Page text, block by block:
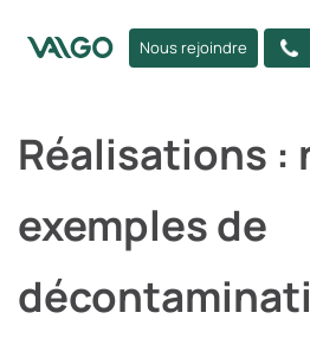
Nous rejoindre
Réalisations :
exemples de